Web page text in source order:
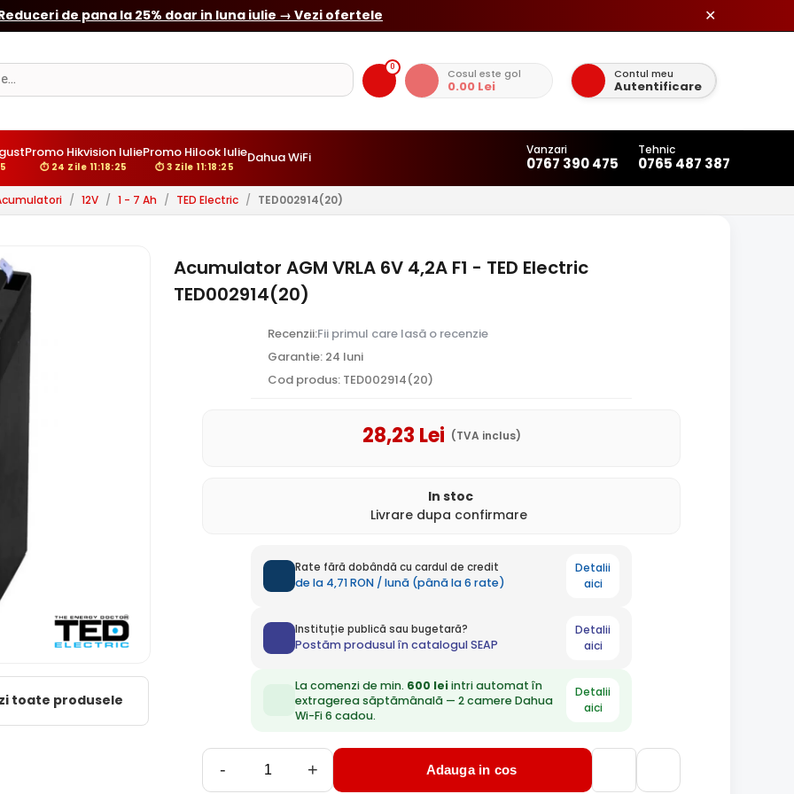
☀️Camere cu panou solar si/sau 4G - Ghid complet ✕
0 Cosul este gol
0.00 Lei
Contul meu
Autentificare
Promo Hikvision Iulie
⏱ 24 Zile 11:18:24
Promo Hilook Iulie
⏱ 3 Zile 11:18:24
Dahua WiFi Vanzari
0767 390 475
Tehnic
0765 487 387
/ 12V / 1 - 7 Ah / TED Electric / TED002914(20)
toate produsele
Acumulator AGM VRLA 6V 4,2A F1 - TED Electric
TED002914(20)
Recenzii:Fii primul care lasă o recenzie
Garantie: 24 luni
Cod produs: TED002914(20)
28,23 Lei (TVA inclus)
In stoc
Livrare dupa confirmare
Rate fără dobândă cu cardul de credit
de la 4,71 RON / lună (până la 6 rate)
Detalii
aici
Instituție publică sau bugetară?
Postăm produsul în catalogul SEAP
Detalii
aici
La comenzi de min. 600 leiintri automat în
extragerea săptămânală — 2 camere Dahua
Wi-Fi 6 cadou.
Detalii
aici
- + Adauga in cos